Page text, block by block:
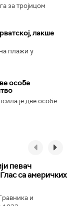
за тројицом
лакше
плажи у
особе
је две особе...
певач
са америчких
и